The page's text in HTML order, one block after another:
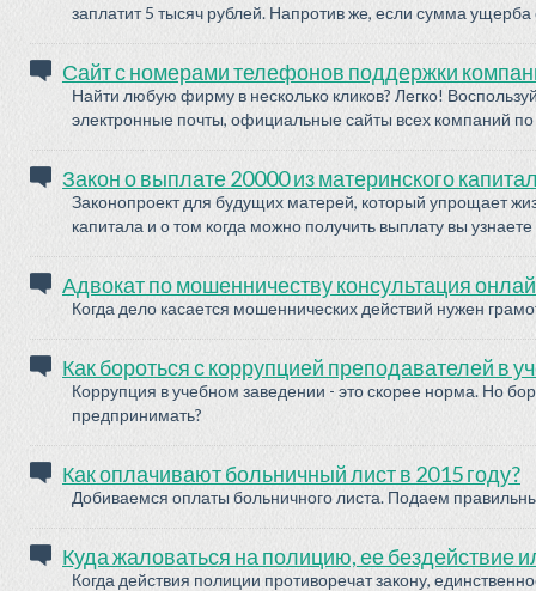
заплатит 5 тысяч рублей. Напротив же, если сумма
Сайт с номерами телефонов поддержки
Найти любую фирму в несколько кликов? Легко!
электронные почты, официальные сайты всех компаний по
Закон о выплате 20000 из материнского
Законопроект для будущих матерей, который упрощает
капитала и о том когда можно получить выплату вы
Адвокат по мошенничеству консультация
Когда дело касается мошеннических действий нужен
Как бороться с коррупцией преподавателей в
Коррупция в учебном заведении - это скорее норма. Но
предпринимать?
Как оплачивают больничный лист в 2015 году?
Добиваемся оплаты больничного листа. Подаем
Куда жаловаться на полицию, ее бездействие
Когда действия полиции противоречат закону,